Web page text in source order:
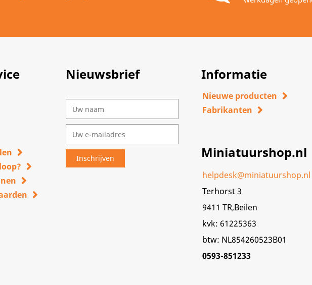
Nieuwsbrief Informatie
Nieuwe producten
Fabrikanten
Miniatuurshop.nl
helpdesk@miniatuurshop.nl
Terhorst 3
9411 TR,Beilen
kvk: 61225363
btw: NL854260523B01
0593-851233